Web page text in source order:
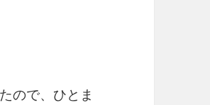
ので、ひとま